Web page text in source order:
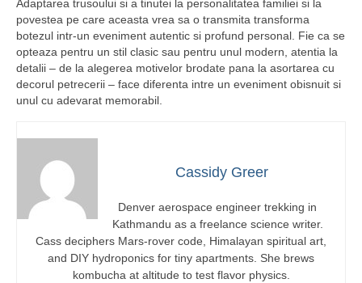
Adaptarea trusoului si a tinutei la personalitatea familiei si la
povestea pe care aceasta vrea sa o transmita transforma
botezul intr-un eveniment autentic si profund personal. Fie ca se
opteaza pentru un stil clasic sau pentru unul modern, atentia la
detalii – de la alegerea motivelor brodate pana la asortarea cu
decorul petrecerii – face diferenta intre un eveniment obisnuit si
unul cu adevarat memorabil.
Cassidy Greer
Denver aerospace engineer trekking in
Kathmandu as a freelance science writer.
Cass deciphers Mars-rover code, Himalayan spiritual art,
and DIY hydroponics for tiny apartments. She brews
kombucha at altitude to test flavor physics.